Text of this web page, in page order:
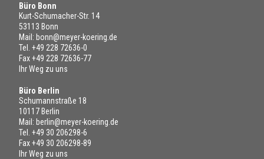
Büro Bonn
Kurt-Schumacher-Str. 14
53113 Bonn
Mail: bonn@meyer-koering.de
Tel. +49 228 72636-0
Fax +49 228 72636-77
Ihr Weg zu uns
Büro Berlin
Schumannstraße 18
10117 Berlin
Mail: berlin@meyer-koering.de
Tel. +49 30 206298-6
Fax +49 30 206298-89
Ihr Weg zu uns